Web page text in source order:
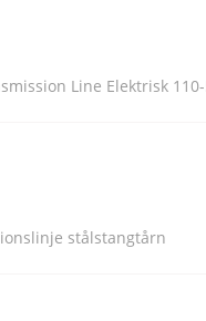
Line Elektrisk
stålstangtårn